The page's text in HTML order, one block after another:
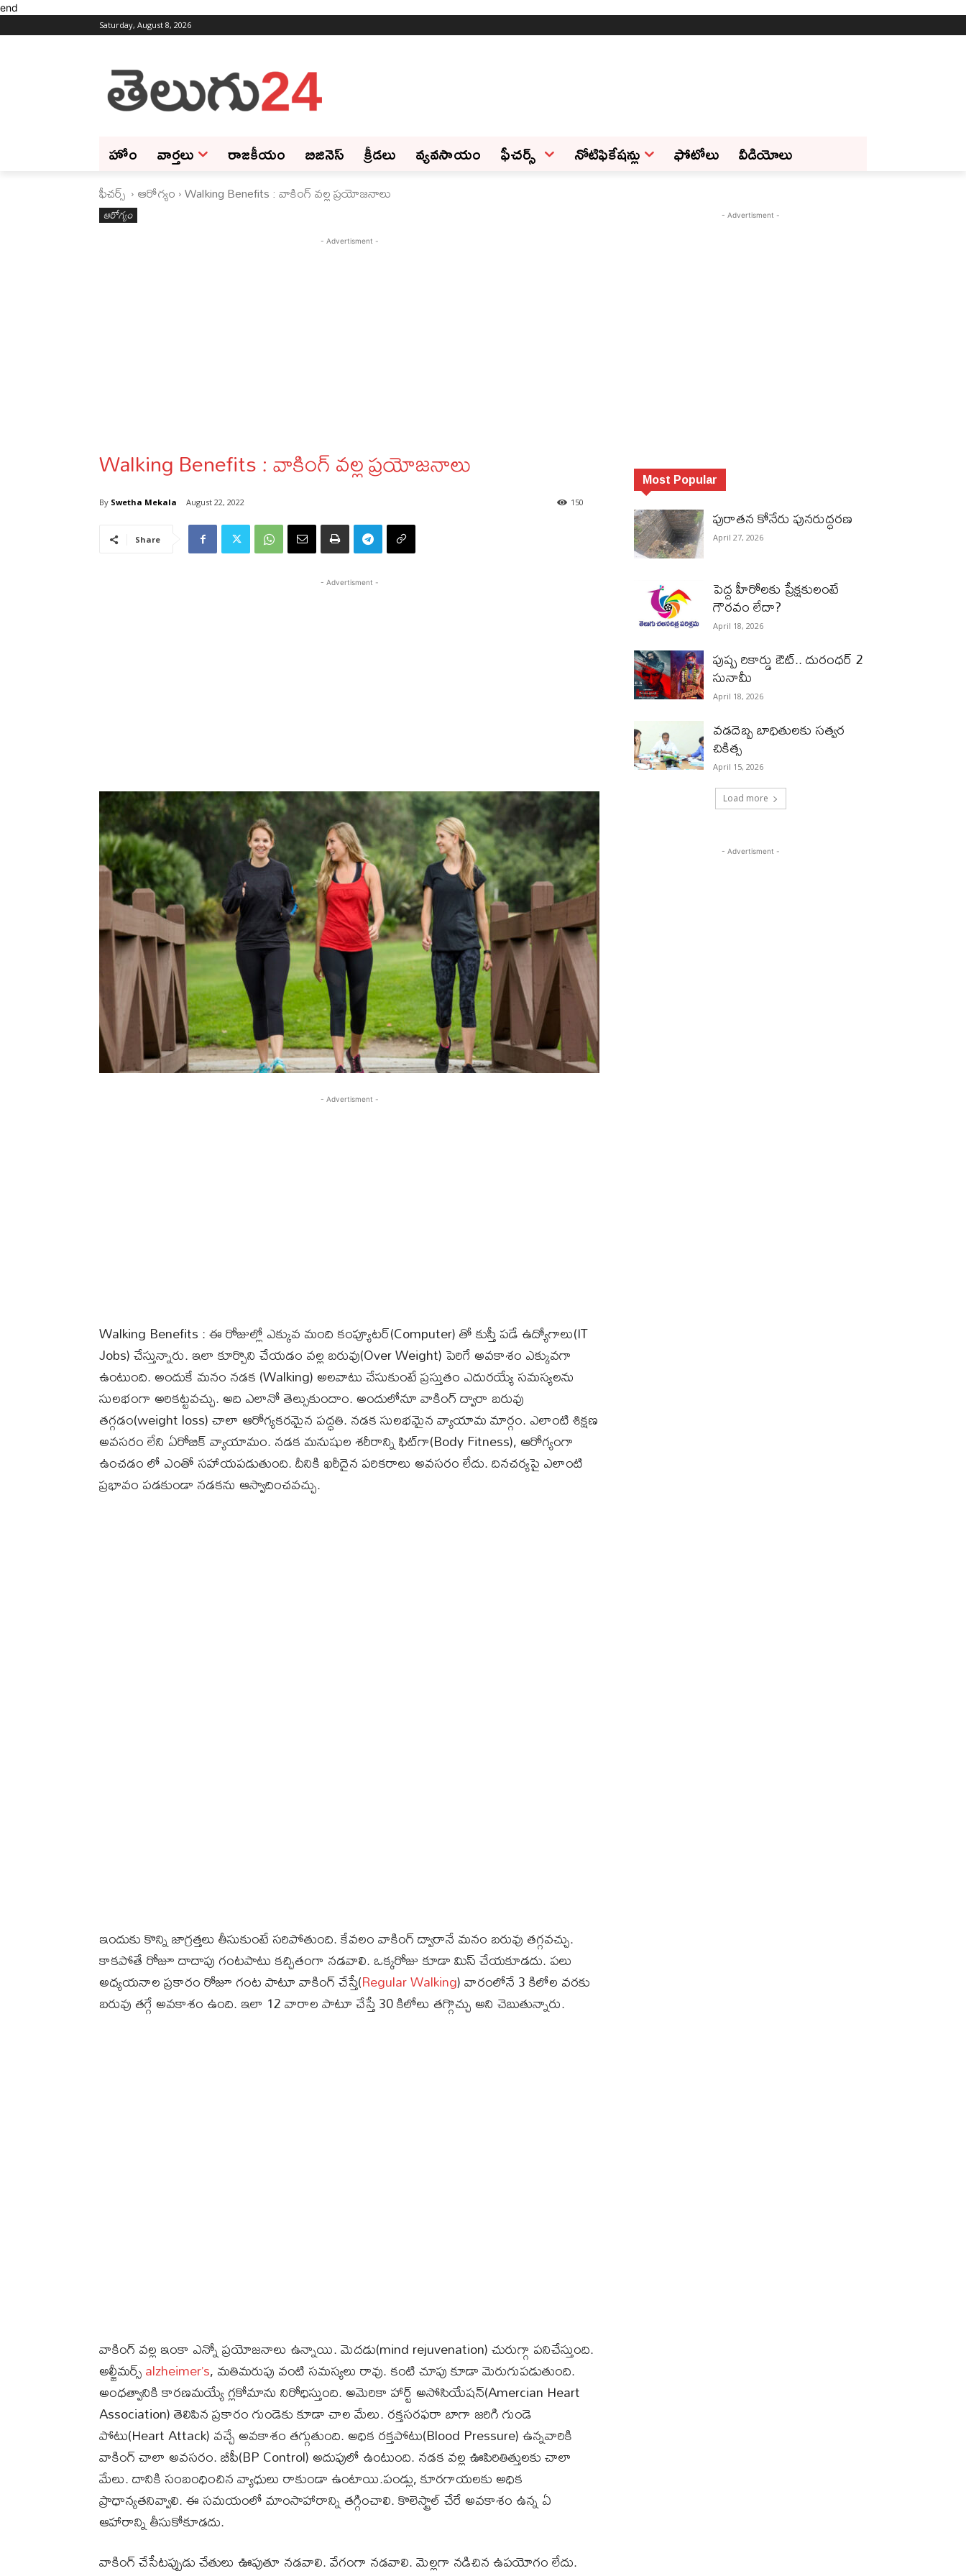
end
Saturday, August 8, 2026
హోం వార్తలు రాజకీయం బిజినెస్‌ క్రీడలు వ్యవసాయం ఫీచ‌ర్స్ ‌ నోటిఫికేషన్లు ఫోటోలు వీడియోలు
ఫీచ‌ర్స్ ‌ ఆరోగ్యం Walking Benefits : వాకింగ్ వల్ల ప్రయోజనాలు
ఆరోగ్యం
- Advertisment -
Walking Benefits : వాకింగ్ వల్ల ప్రయోజనాలు
By Swetha Mekala August 22, 2022 150
Share
- Advertisment -
- Advertisment -
Walking Benefits : ఈ రోజుల్లో ఎక్కువ మంది కంప్యూటర్(Computer) తో కుస్తీ పడే ఉద్యోగాలు(IT
Jobs) చేస్తున్నారు. ఇలా కూర్చొని చేయడం వల్ల బరువు(Over Weight) పెరిగే అవకాశం ఎక్కువగా
ఉంటుంది. అందుకే మనం నడక (Walking) అలవాటు చేసుకుంటే ప్రస్తుతం ఎదురయ్యే సమస్యలను
సులభంగా అరికట్టవచ్చు. అది ఎలానో తెల్సుకుందాం. అందులోనూ వాకింగ్ ద్వారా బరువు
తగ్గడం(weight loss) చాలా ఆరోగ్యకరమైన పద్ధతి. నడక సులభమైన వ్యాయామ మార్గం. ఎలాంటి శిక్షణ
అవసరం లేని ఏరోబిక్ వ్యాయామం. నడక మనుషుల శరీరాన్ని ఫిట్‌గా(Body Fitness), ఆరోగ్యంగా
ఉంచడం లో ఎంతో సహాయపడుతుంది. దీనికి ఖరీదైన పరికరాలు అవసరం లేదు. దినచర్యపై ఎలాంటి
ప్రభావం పడకుండా నడకను ఆస్వాదించవచ్చు.
ఇందుకు కొన్ని జాగ్రత్తలు తీసుకుంటే సరిపోతుంది. కేవలం వాకింగ్ ద్వారానే మనం బరువు తగ్గవచ్చు.
కాకపోతే రోజూ దాదాపు గంటపాటు కచ్చితంగా నడవాలి. ఒక్కరోజు కూడా మిస్ చేయకూడదు. పలు
అధ్యయనాల ప్రకారం రోజూ గంట పాటూ వాకింగ్ చేస్తే(Regular Walking) వారంలోనే 3 కిలోల వరకు
బరువు తగ్గే అవకాశం ఉంది. ఇలా 12 వారాల పాటూ చేస్తే 30 కిలోలు తగ్గొచ్చు అని చెబుతున్నారు.
వాకింగ్ వల్ల ఇంకా ఎన్నో ప్రయోజనాలు ఉన్నాయి. మెదడు(mind rejuvenation) చురుగ్గా పనిచేస్తుంది.
అల్జీమర్స్alzheimer’s, మతిమరుపు వంటి సమస్యలు రావు. కంటి చూపు కూడా మెరుగుపడుతుంది.
అంధత్వానికి కారణమయ్యే గ్లకోమాను నిరోధిస్తుంది. అమెరికా హార్ట్ అసోసియేషన్(Amercian Heart
Association) తెలిపిన ప్రకారం గుండెకు కూడా చాల మేలు. రక్తసరఫరా బాగా జరిగి గుండె
పోటు(Heart Attack) వచ్చే అవకాశం తగ్గుతుంది. అధిక రక్తపోటు(Blood Pressure) ఉన్నవారికి
వాకింగ్ చాలా అవసరం. బీపీ(BP Control) అదుపులో ఉంటుంది. నడక వల్ల ఊపిరితిత్తులకు చాలా
మేలు. దానికి సంబంధించిన వ్యాధులు రాకుండా ఉంటాయి.పండ్లు, కూరగాయలకు అధిక
ప్రాధాన్యతనివ్వాలి. ఈ సమయంలో మాంసాహారాన్ని తగ్గించాలి. కొలెస్ట్రాల్ చేరే అవకాశం ఉన్న ఏ
ఆహారాన్ని తీసుకోకూడదు.
వాకింగ్ చేసేటప్పుడు చేతులు ఊపుతూ నడవాలి. వేగంగా నడవాలి. మెల్లగా నడిచిన ఉపయోగం లేదు.
- Advertisment -
Most Popular
పురాత‌న కోనేరు పున‌రుద్ధ‌ర‌ణ
April 27, 2026
పెద్ద హీరోల‌కు ప్రేక్ష‌కులంటే
గౌర‌వం లేదా?
April 18, 2026
పుష్ప రికార్డు ఔట్‌.. దురంధ‌ర్ 2
సునామీ
April 18, 2026
వడదెబ్బ బాధితులకు సత్వర
చికిత్స
April 15, 2026
Load more
- Advertisment -